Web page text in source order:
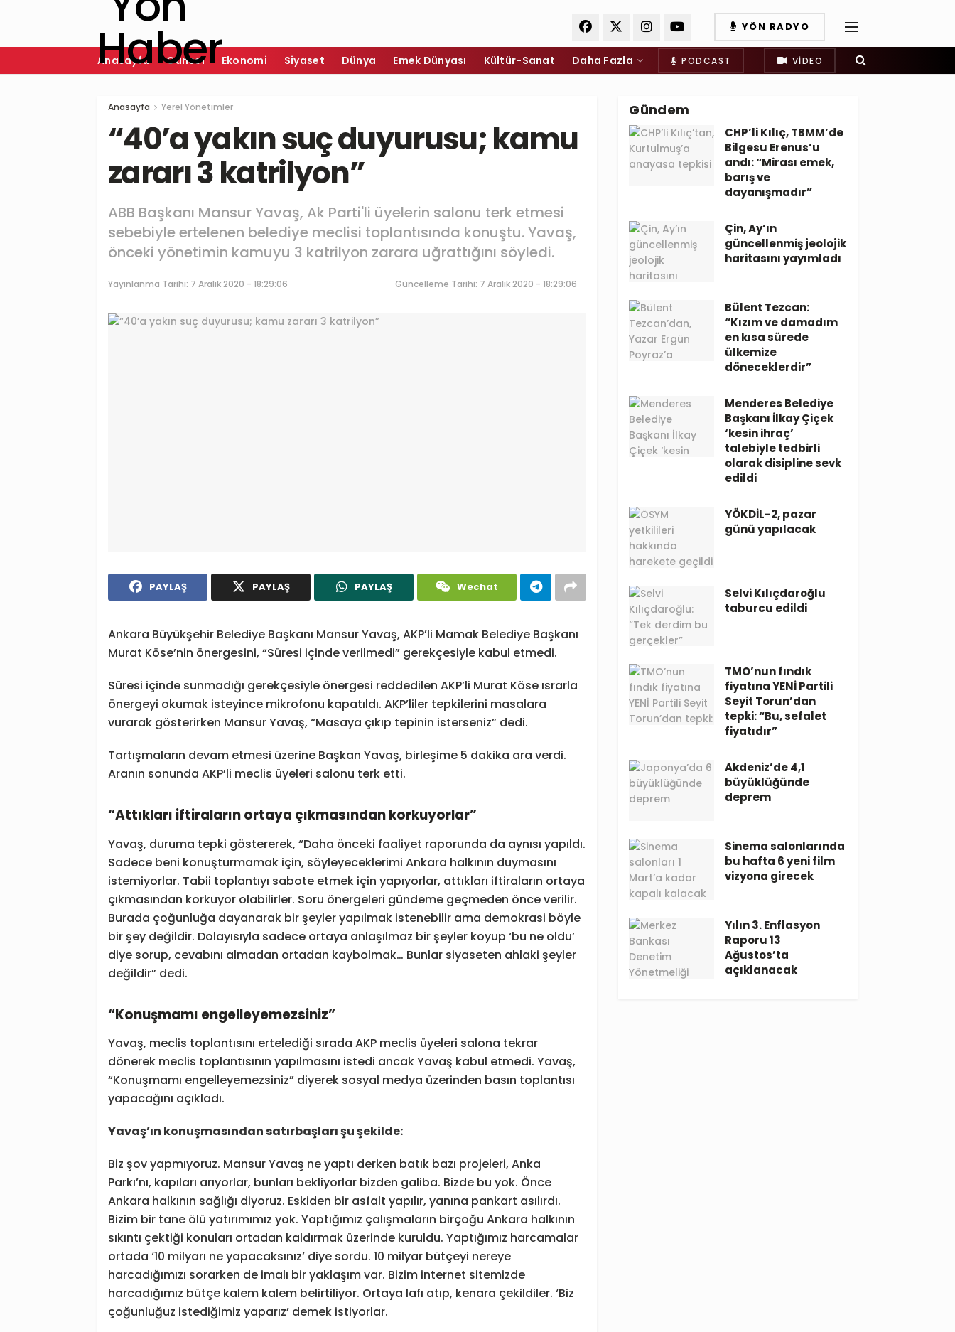
YÖN RADYO
Anasayfa Güncel Ekonomi Siyaset Dünya Emek Dünyası Kültür-Sanat Daha Fazla PODCAST VIDEO
Anasayfa Yerel Yönetimler
“40’a yakın suç duyurusu; kamu
zararı 3 katrilyon”
ABB Başkanı Mansur Yavaş, Ak Parti'li üyelerin salonu terk etmesi
sebebiyle ertelenen belediye meclisi toplantısında konuştu. Yavaş,
önceki yönetimin kamuyu 3 katrilyon zarara uğrattığını söyledi.
Yayınlanma Tarihi: 7 Aralık 2020 - 18:29:06 Güncelleme Tarihi: 7 Aralık 2020 - 18:29:06
PAYLAŞ PAYLAŞ PAYLAŞ Wechat
Ankara Büyükşehir Belediye Başkanı Mansur Yavaş, AKP’li Mamak Belediye Başkanı
Murat Köse’nin önergesini, “Süresi içinde verilmedi” gerekçesiyle kabul etmedi.
Süresi içinde sunmadığı gerekçesiyle önergesi reddedilen AKP’li Murat Köse ısrarla
önergeyi okumak isteyince mikrofonu kapatıldı. AKP’liler tepkilerini masalara
vurarak gösterirken Mansur Yavaş, “Masaya çıkıp tepinin isterseniz” dedi.
Tartışmaların devam etmesi üzerine Başkan Yavaş, birleşime 5 dakika ara verdi.
Aranın sonunda AKP’li meclis üyeleri salonu terk etti.
“Attıkları iftiraların ortaya çıkmasından korkuyorlar”
Yavaş, duruma tepki göstererek, “Daha önceki faaliyet raporunda da aynısı yapıldı.
Sadece beni konuşturmamak için, söyleyeceklerimi Ankara halkının duymasını
istemiyorlar. Tabii toplantıyı sabote etmek için yapıyorlar, attıkları iftiraların ortaya
çıkmasından korkuyor olabilirler. Soru önergeleri gündeme geçmeden önce verilir.
Burada çoğunluğa dayanarak bir şeyler yapılmak istenebilir ama demokrasi böyle
bir şey değildir. Dolayısıyla sadece ortaya anlaşılmaz bir şeyler koyup ‘bu ne oldu’
diye sorup, cevabını almadan ortadan kaybolmak… Bunlar siyaseten ahlaki şeyler
değildir” dedi.
“Konuşmamı engelleyemezsiniz”
Yavaş, meclis toplantısını ertelediği sırada AKP meclis üyeleri salona tekrar
dönerek meclis toplantısının yapılmasını istedi ancak Yavaş kabul etmedi. Yavaş,
“Konuşmamı engelleyemezsiniz” diyerek sosyal medya üzerinden basın toplantısı
yapacağını açıkladı.
Yavaş’ın konuşmasından satırbaşları şu şekilde:
Biz şov yapmıyoruz. Mansur Yavaş ne yaptı derken batık bazı projeleri, Anka
Parkı’nı, kapıları arıyorlar, bunları bekliyorlar bizden galiba. Bizde bu yok. Önce
Ankara halkının sağlığı diyoruz. Eskiden bir asfalt yapılır, yanına pankart asılırdı.
Bizim bir tane ölü yatırımımız yok. Yaptığımız çalışmaların birçoğu Ankara halkının
sıkıntı çektiği konuları ortadan kaldırmak üzerinde kuruldu. Yaptığımız harcamalar
ortada ‘10 milyarı ne yapacaksınız’ diye sordu. 10 milyar bütçeyi nereye
harcadığımızı sorarken de imalı bir yaklaşım var. Bizim internet sitemizde
harcadığımız bütçe kalem kalem belirtiliyor. Ortaya lafı atıp, kenara çekildiler. ‘Biz
çoğunluğuz istediğimiz yaparız’ demek istiyorlar.
Gündem
CHP’li Kılıç, TBMM’de
Bilgesu Erenus’u
andı: “Mirası emek,
barış ve
dayanışmadır”
Çin, Ay’ın
güncellenmiş jeolojik
haritasını yayımladı
Bülent Tezcan:
“Kızım ve damadım
en kısa sürede
ülkemize
döneceklerdir”
Menderes Belediye
Başkanı İlkay Çiçek
‘kesin ihraç’
talebiyle tedbirli
olarak disipline sevk
edildi
YÖKDİL-2, pazar
günü yapılacak
Selvi Kılıçdaroğlu
taburcu edildi
TMO’nun fındık
fiyatına YENİ Partili
Seyit Torun’dan
tepki: “Bu, sefalet
fiyatıdır”
Akdeniz’de 4,1
büyüklüğünde
deprem
Sinema salonlarında
bu hafta 6 yeni film
vizyona girecek
Yılın 3. Enflasyon
Raporu 13
Ağustos’ta
açıklanacak